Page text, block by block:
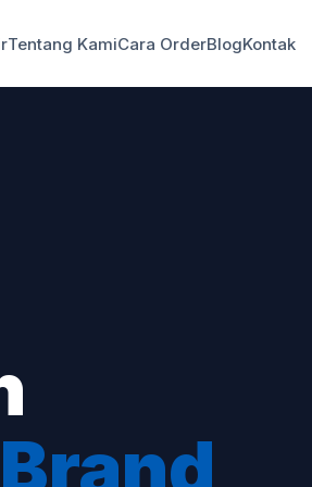
Tentang KamiCara OrderBlogKontak
Brand